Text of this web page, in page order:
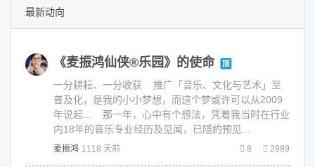
最新动向
《麦振鸿仙侠®乐园》的使命
一分耕耘、一分收获 推广「音乐、文化与艺术」至
普及化，是我的小小梦想，而這个梦或许可以从2009
年说起... 那一年，心中有个想法，凭着我当时在行业
内18年的音乐专业经历及见闻，已隱約预见...
麦振鸿 1118 天前 8 2989